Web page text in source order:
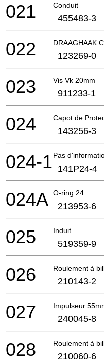
Conduit
021 455483-3
DRAAGHAAK
022 123269-0
Vis Vk 20mm
023 911233-1
Capot de
024 143256-3
Pas
024-1 141P24-4
O-ring 24
024A 213953-6
Induit
025 519359-9
Roulement à
026 210143-2
Impulseur
027 240045-8
Roulement à
028 210060-6